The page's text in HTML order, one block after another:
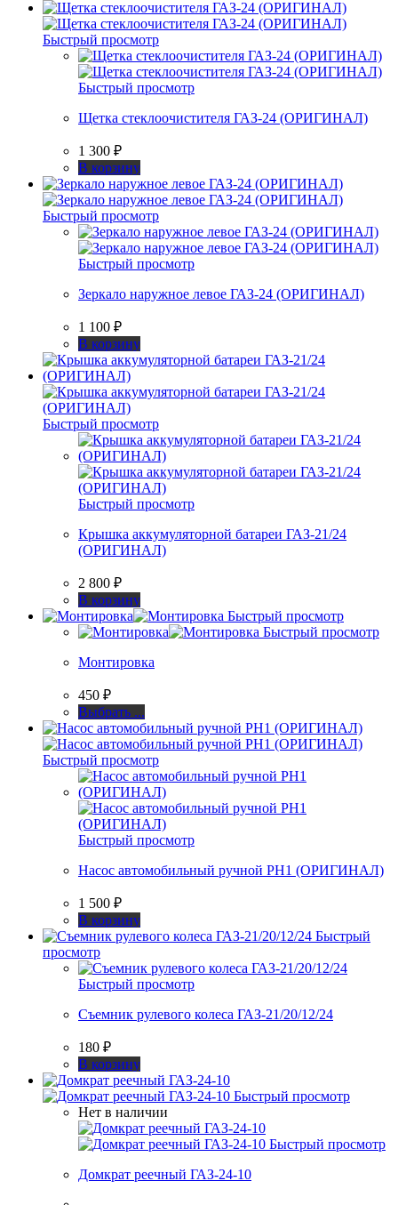
Быстрый просмотр
Быстрый просмотр
Щетка стеклоочистителя ГАЗ-24 (ОРИГИНАЛ)
1 300 ₽
В корзину
Быстрый просмотр
Быстрый просмотр
Зеркало наружное левое ГАЗ-24 (ОРИГИНАЛ)
1 100 ₽
В корзину
Быстрый просмотр
Быстрый просмотр
Крышка аккумуляторной батареи ГАЗ-21/24
(ОРИГИНАЛ)
2 800 ₽
В корзину
Быстрый просмотр
Быстрый просмотр
Монтировка
450 ₽
Выбрать ...
товар
имеет
несколько
вариаций.
Опции
можно
выбрать
на
товара.
Быстрый просмотр
Быстрый просмотр
Насос автомобильный ручной РН1 (ОРИГИНАЛ)
1 500 ₽
В корзину
Быстрый
просмотр
Быстрый просмотр
Съемник рулевого колеса ГАЗ-21/20/12/24
180 ₽
В корзину
Быстрый просмотр
Нет в наличии
Быстрый просмотр
Домкрат реечный ГАЗ-24-10